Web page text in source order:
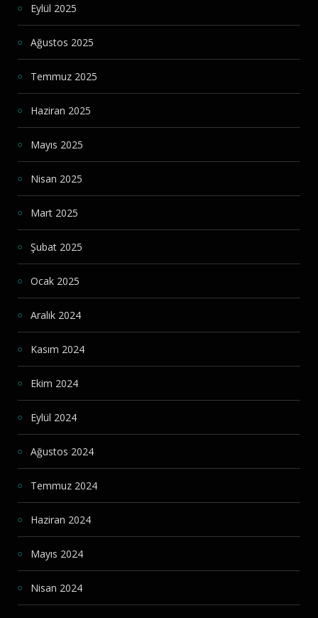
Eylül 2025
Ağustos 2025
Temmuz 2025
Haziran 2025
Mayıs 2025
Nisan 2025
Mart 2025
Şubat 2025
Ocak 2025
Aralık 2024
Kasım 2024
Ekim 2024
Eylül 2024
Ağustos 2024
Temmuz 2024
Haziran 2024
Mayıs 2024
Nisan 2024